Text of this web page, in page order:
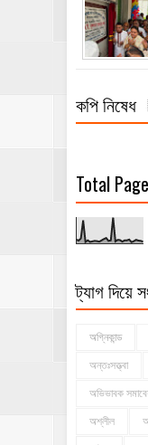
কপি নিষেধ
Total
ট্যাগ দিয়ে
অগ্নিকান্ড
অন্তঃসত্ত্বা
অভিভাবক
অশ্লীল